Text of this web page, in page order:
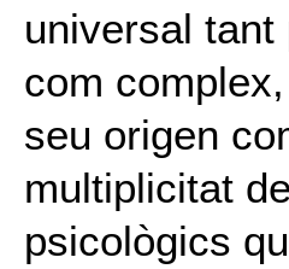
universal tant
com
seu origen
multiplicitat
psicològics